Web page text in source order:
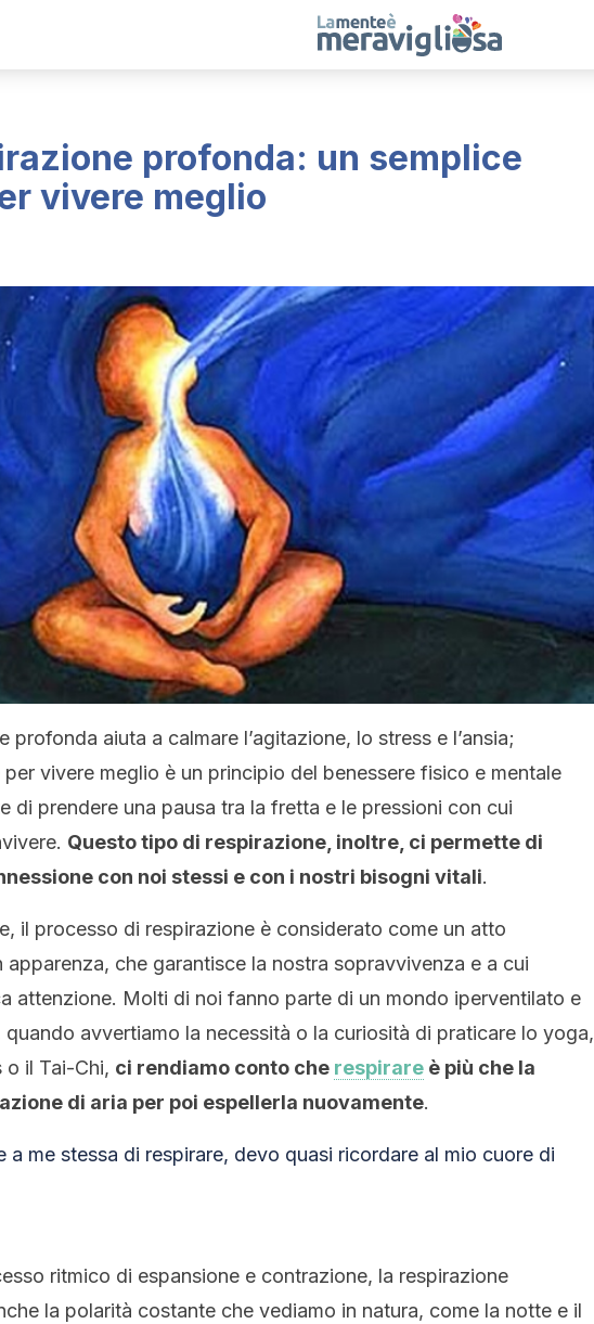
profonda: un semplice
vivere meglio
profonda aiuta a calmare l’agitazione, lo stress e l’ansia;
per vivere meglio è un principio del benessere fisico e mentale
di prendere una pausa tra la fretta e le pressioni con cui
Questo tipo di respirazione, inoltre, ci permette di
con noi stessi e con i nostri bisogni vitali.
il processo di respirazione è considerato come un atto
apparenza, che garantisce la nostra sopravvivenza e a cui
attenzione. Molti di noi fanno parte di un mondo iperventilato e
quando avvertiamo la necessità o la curiosità di praticare lo yoga,
o il Tai-Chi, ci rendiamo conto che respirare è più che la
di aria per poi espellerla nuovamente.
a me stessa di respirare, devo quasi ricordare al mio cuore di
ritmico di espansione e contrazione, la respirazione
la polarità costante che vediamo in natura, come la notte e il